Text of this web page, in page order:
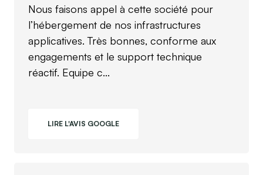
Nous faisons appel à cette société pour
l’hébergement de nos infrastructures
applicatives. Très bonnes, conforme aux
engagements et le support technique
réactif. Equipe c...
LIRE L'AVIS GOOGLE